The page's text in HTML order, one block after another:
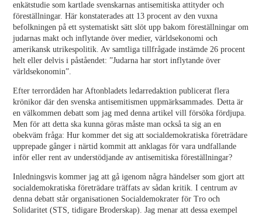
enkätstudie som kartlade svenskarnas antisemitiska attityder och
föreställningar. Här konstaterades att 13 procent av den vuxna
befolkningen på ett systematiskt sätt slöt upp bakom föreställningar om
judarnas makt och inflytande över medier, världsekonomi och
amerikansk utrikespolitik. Av samtliga tillfrågade instämde 26 procent
helt eller delvis i påståendet: ”Judarna har stort inflytande över
världsekonomin”.
Efter terrordåden har Aftonbladets ledarredaktion publicerat flera
krönikor där den svenska antisemitismen uppmärksammades. Detta är
en välkommen debatt som jag med denna artikel vill försöka fördjupa.
Men för att detta ska kunna göras måste man också ta sig an en
obekväm fråga: Hur kommer det sig att socialdemokratiska företrädare
upprepade gånger i närtid kommit att anklagas för vara undfallande
inför eller rent av understödjande av antisemitiska föreställningar?
Inledningsvis kommer jag att gå igenom några händelser som gjort att
socialdemokratiska företrädare träffats av sådan kritik. I centrum av
denna debatt står organisationen Socialdemokrater för Tro och
Solidaritet (STS, tidigare Broderskap). Jag menar att dessa exempel